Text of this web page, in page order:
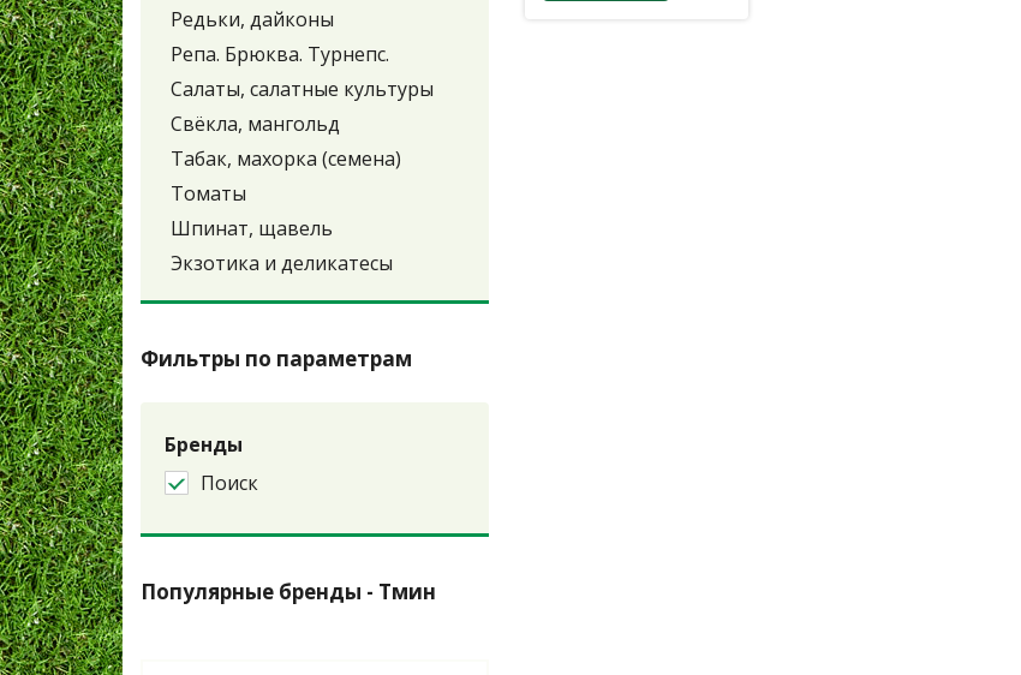
Редьки, дайконы
Репа. Брюква. Турнепс.
Салаты, салатные культуры
Свёкла, мангольд
Табак, махорка (семена)
Томаты
Шпинат, щавель
Экзотика и деликатесы
Фильтры по параметрам
Бренды
Поиск
Популярные бренды - Тмин